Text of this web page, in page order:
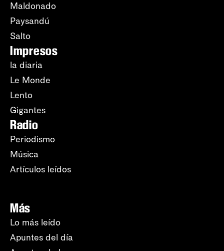
Maldonado
Paysandú
Salto
Impresos
la diaria
Le Monde
Lento
Gigantes
Radio
Periodismo
Música
Artículos leídos
Más
Lo más leído
Apuntes del día